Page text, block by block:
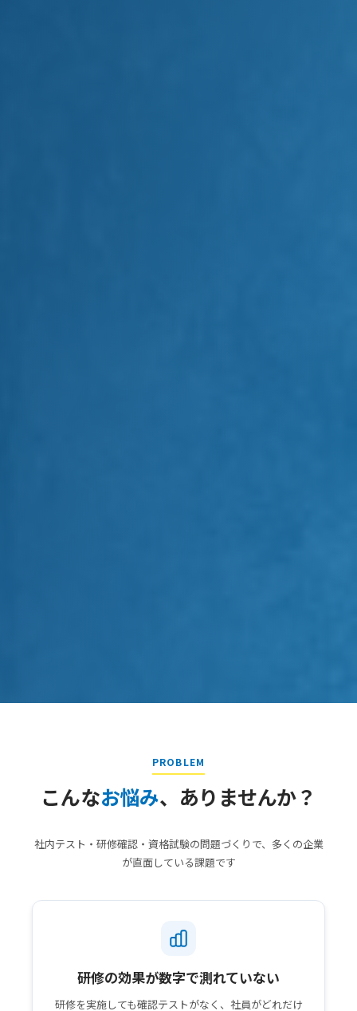
PROBLEM
こんなお悩み、ありませんか？
社内テスト・研修確認・資格試験の問題づくりで、多くの企業
が直面している課題です
研修の効果が数字で測れていない
研修を実施しても確認テストがなく、社員がどれだけ